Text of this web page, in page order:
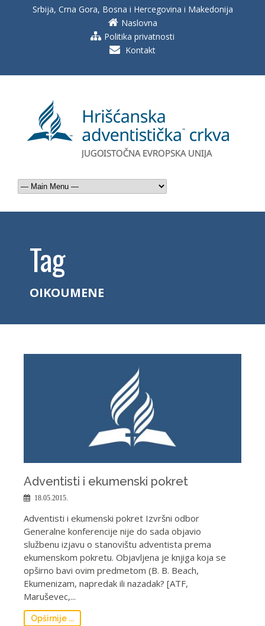
Srbija, Crna Gora, Bosna i Hercegovina i Makedonija
Naslovna
Politika privatnosti
Kontakt
Tag
OIKOUMENE
Adventisti i ekumenski pokret
18.05.2015.
Adventisti i ekumenski pokret Izvršni odbor
Generalne konferencije nije do sada objavio
službenu izjavu o stanovištu adventista prema
ekumenskom pokretu. Objavljena je knjiga koja se
opširno bavi ovim predmetom (B. B. Beach,
Ekumenizam, napredak ili nazadak? [ATF,
Maruševec,...
Opširnije ...